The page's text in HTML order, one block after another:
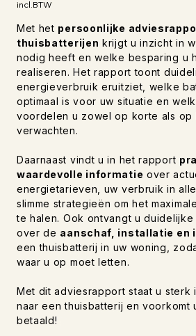
incl.BTW
Met het persoonlijke
thuisbatterijen krijgt u inzicht in
nodig heeft en welke besparing u
realiseren. Het rapport toont
energieverbruik eruitziet, welke
optimaal is voor uw situatie en
voordelen u zowel op korte als op
verwachten.
Daarnaast vindt u in het rapport
waardevolle informatie over
energietarieven, uw verbruik in
slimme strategieën om het
te halen. Ook ontvangt u
over de aanschaf, installatie en
een thuisbatterij in uw woning,
waar u op moet letten.
Met dit adviesrapport staat u sterk
naar een thuisbatterij en voorkomt
betaald!